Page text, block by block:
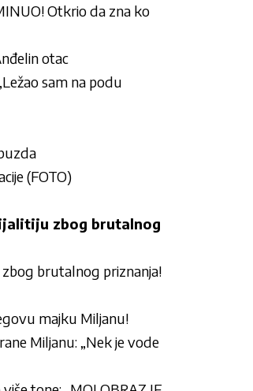
Otkrio da zna ko
otac
sam na podu
(FOTO)
rijalitiju zbog brutalnog
zbog brutalnog priznanja!
majku Miljanu!
Miljanu: „Nek je vode